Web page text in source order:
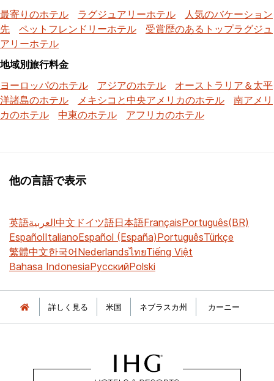
最寄りのホテル
ラグジュアリーホテル
人気のバケーション
先
ペットフレンドリーホテル
受賞歴のあるトップラグジュ
アリーホテル
地域別旅行料金
ヨーロッパのホテル
アジアのホテル
オーストラリア＆太平
洋諸島のホテル
メキシコと中央アメリカのホテル
南アメリ
カのホテル
中東のホテル アフリカのホテル
他の言語で表示
英語العربية中文 ドイツ語日本語FrançaisPortuguês(BR)
EspañolItalianoEspañol (España)PortuguêsTürkçe
繁體中文한국어NederlandsไทยTiếng Việt
Bahasa IndonesiaРусскийPolski
詳しく見る 米国 ネブラスカ州 カーニー